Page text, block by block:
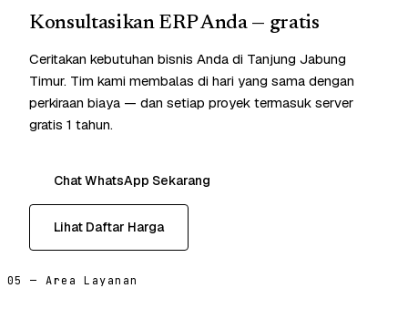
Konsultasikan ERP Anda — gratis
Ceritakan kebutuhan bisnis Anda di Tanjung Jabung
Timur. Tim kami membalas di hari yang sama dengan
perkiraan biaya — dan setiap proyek termasuk server
gratis 1 tahun.
Chat WhatsApp Sekarang
Lihat Daftar Harga
05 — Area Layanan